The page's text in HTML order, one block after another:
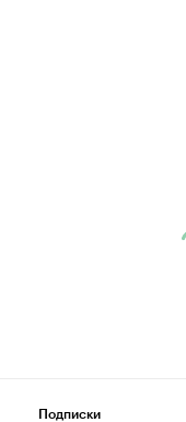
Подписки